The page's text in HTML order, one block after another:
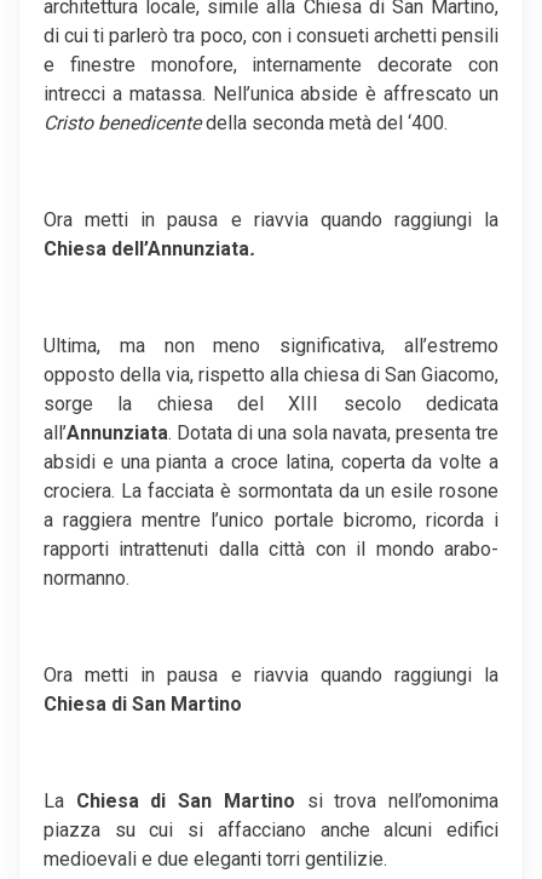
architettura locale, simile alla Chiesa di San Martino,
di cui ti parlerò tra poco, con i consueti archetti pensili
e finestre monofore, internamente decorate con
intrecci a matassa. Nell’unica abside è affrescato un
Cristo benedicentedella seconda metà del ‘400.
Ora metti in pausa e riavvia quando raggiungi la
Chiesa dell’Annunziata.
Ultima, ma non meno significativa, all’estremo
opposto della via, rispetto alla chiesa di San Giacomo,
sorge la chiesa del XIII secolo dedicata
all’Annunziata. Dotata di una sola navata, presenta tre
absidi e una pianta a croce latina, coperta da volte a
crociera. La facciata è sormontata da un esile rosone
a raggiera mentre l’unico portale bicromo, ricorda i
rapporti intrattenuti dalla città con il mondo arabo-
normanno.
Ora metti in pausa e riavvia quando raggiungi la
Chiesa di San Martino
La Chiesa di San Martino si trova nell’omonima
piazza su cui si affacciano anche alcuni edifici
medioevali e due eleganti torri gentilizie.